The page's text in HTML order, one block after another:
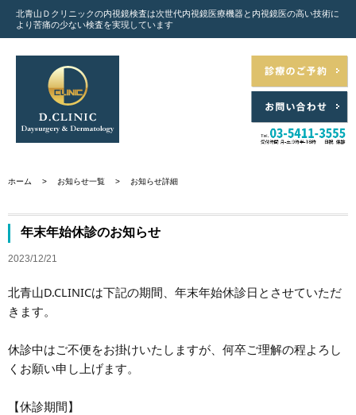
北青山Ｄクリニックの内視鏡検査は次世代内視鏡医療機器と 内視鏡医の高い技術に
より苦痛の少ない検査を実現しています
ホーム > お知らせ一覧 > お知らせ詳細
年末年始休診のお知らせ
2023/12/21
北青山D.CLINICは下記の期間、年末年始休診日とさせていただ
きます。
休診中はご不便をお掛けいたしますが、何卒ご理解の程よろし
くお願い申し上げます。
【休診期間】